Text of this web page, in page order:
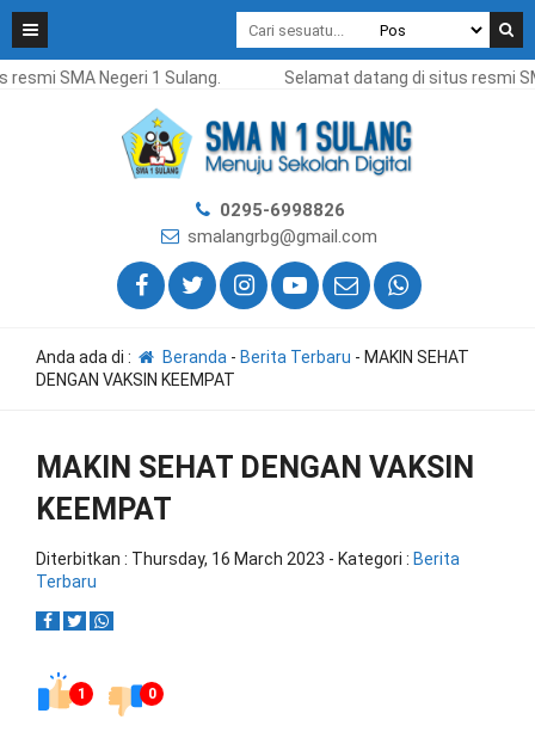
SMA Negeri 1 Sulang. Selamat datang di situs resmi SMA
0295-6998826
smalangrbg@gmail.com
Anda ada di : Beranda - Berita Terbaru - MAKIN SEHAT
DENGAN VAKSIN KEEMPAT
MAKIN SEHAT DENGAN VAKSIN
KEEMPAT
Diterbitkan : Thursday, 16 March 2023 - Kategori : Berita
Terbaru
1 0